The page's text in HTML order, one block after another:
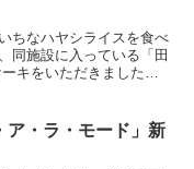
ちなハヤシライスを食べ
同施設に入っている「田
キをいただきました。
ア・ラ・モード」新